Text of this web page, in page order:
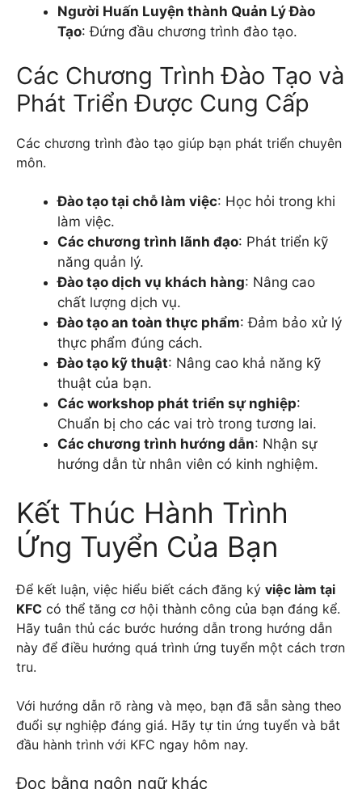
Người Huấn Luyện thành Quản Lý Đào
Tạo: Đứng đầu chương trình đào tạo.
Các Chương Trình Đào Tạo và
Phát Triển Được Cung Cấp
Các chương trình đào tạo giúp bạn phát triển chuyên
môn.
Đào tạo tại chỗ làm việc: Học hỏi trong khi
làm việc.
Các chương trình lãnh đạo: Phát triển kỹ
năng quản lý.
Đào tạo dịch vụ khách hàng: Nâng cao
chất lượng dịch vụ.
Đào tạo an toàn thực phẩm: Đảm bảo xử lý
thực phẩm đúng cách.
Đào tạo kỹ thuật: Nâng cao khả năng kỹ
thuật của bạn.
Các workshop phát triển sự nghiệp:
Chuẩn bị cho các vai trò trong tương lai.
Các chương trình hướng dẫn: Nhận sự
hướng dẫn từ nhân viên có kinh nghiệm.
Kết Thúc Hành Trình
Ứng Tuyển Của Bạn
Để kết luận, việc hiểu biết cách đăng ký việc làm tại
KFC có thể tăng cơ hội thành công của bạn đáng kể.
Hãy tuân thủ các bước hướng dẫn trong hướng dẫn
này để điều hướng quá trình ứng tuyển một cách trơn
tru.
Với hướng dẫn rõ ràng và mẹo, bạn đã sẵn sàng theo
đuổi sự nghiệp đáng giá. Hãy tự tin ứng tuyển và bắt
đầu hành trình với KFC ngay hôm nay.
Đọc bằng ngôn ngữ khác